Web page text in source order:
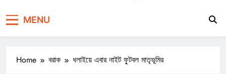
MENU
Home বরাক ধলাইয়ে এবার নাইট ফুটবল মাতৃভূমির